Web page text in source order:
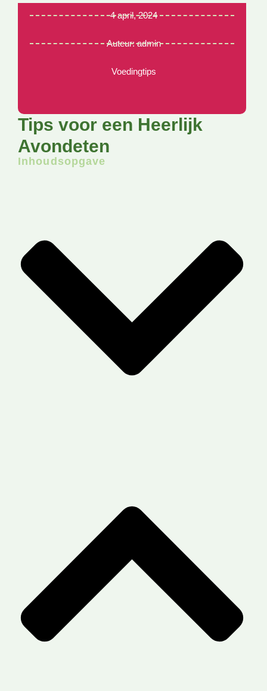
4 april, 2024
Auteur:admin
Voedingtips
Tips voor een Heerlijk
Avondeten
Inhoudsopgave